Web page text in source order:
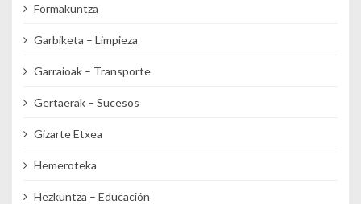
Formakuntza
Garbiketa – Limpieza
Garraioak – Transporte
Gertaerak – Sucesos
Gizarte Etxea
Hemeroteka
Hezkuntza – Educación